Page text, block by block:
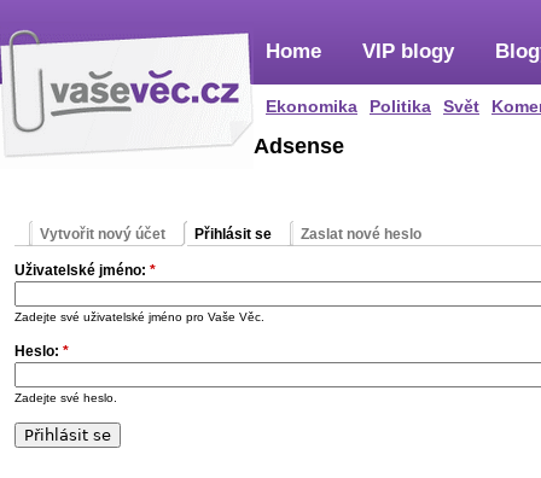
Home
Ekonomika Politika Svět
VIP blogy
Adsense
Vytvořit nový účet Přihlásit se Zaslat nové heslo
Uživatelské jméno: *
Zadejte své uživatelské jméno pro Vaše Věc.
Heslo: *
Zadejte své heslo.